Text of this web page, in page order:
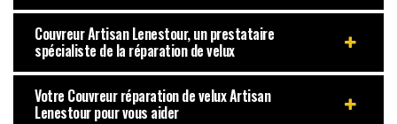
Couvreur Artisan Lenestour, un prestataire
spécialiste de la réparation de velux
Votre Couvreur réparation de velux Artisan
Lenestour pour vous aider